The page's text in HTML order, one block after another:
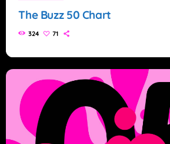
The Buzz 50 Chart
324 71